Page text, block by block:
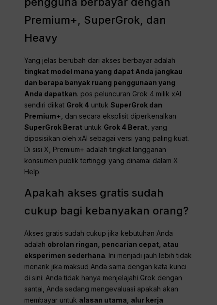
Premium+, SuperGrok, dan
Heavy
Yang jelas berubah dari akses berbayar adalah
tingkat model mana yang dapat Anda jangkau
dan berapa banyak ruang penggunaan yang
Anda dapatkan. pos peluncuran Grok 4 milik xAI
sendiri diikat Grok 4 untuk SuperGrok dan
Premium+ , dan secara eksplisit diperkenalkan
SuperGrok Berat untuk Grok 4 Berat , yang
diposisikan oleh xAI sebagai versi yang paling kuat.
Di sisi X, Premium+ adalah tingkat langganan
konsumen publik tertinggi yang dinamai dalam X
Help.
Apakah akses gratis sudah
cukup bagi kebanyakan orang?
Akses gratis sudah cukup jika kebutuhan Anda
adalah obrolan ringan, pencarian cepat, atau
eksperimen sederhana. Ini menjadi jauh lebih tidak
menarik jika maksud Anda sama dengan kata kunci
di sini: Anda tidak hanya menjelajahi Grok dengan
santai, Anda sedang mengevaluasi apakah akan
membayar untuk alasan utama alur kerja